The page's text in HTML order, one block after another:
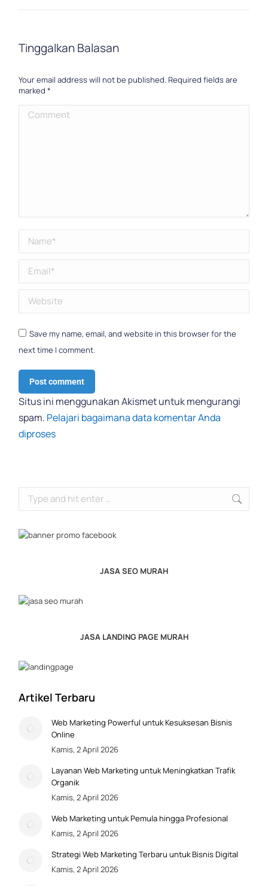
Tinggalkan Balasan
Your email address will not be published. Required fields are
marked*
Comment
Name *
Email *
Website
Save my name, email, and website in this browser for the
next time I comment.
Post comment
Situs ini menggunakan Akismet untuk mengurangi
spam. Pelajari bagaimana data komentar Anda
diproses
JASA SEO MURAH
JASA LANDING PAGE MURAH
Artikel Terbaru
Web Marketing Powerful untuk Kesuksesan Bisnis
Online
Kamis, 2 April 2026
Layanan Web Marketing untuk Meningkatkan Trafik
Organik
Kamis, 2 April 2026
Web Marketing untuk Pemula hingga Profesional
Kamis, 2 April 2026
Strategi Web Marketing Terbaru untuk Bisnis Digital
Kamis, 2 April 2026